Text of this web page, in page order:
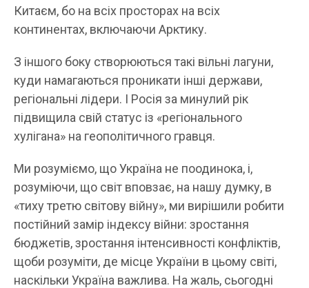
Китаєм, бо на всіх просторах на всіх
континентах, включаючи Арктику.
З іншого боку створюються такі вільні лагуни,
куди намагаються проникати інші держави,
регіональні лідери. І Росія за минулий рік
підвищила свій статус із «регіонального
хулігана» на геополітичного гравця.
Ми розуміємо, що Україна не поодинока, і,
розуміючи, що світ вповзає, на нашу думку, в
«тиху третю світову війну», ми вирішили робити
постійний замір індексу війни: зростання
бюджетів, зростання інтенсивності конфліктів,
щоби розуміти, де місце України в цьому світі,
наскільки Україна важлива. На жаль, сьогодні